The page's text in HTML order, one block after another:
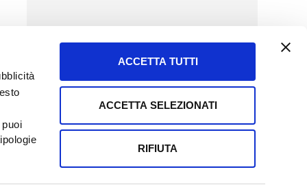
ACCETTA TUTTI
ACCETTA SELEZIONATI
RIFIUTA
SERVIZIO CLIENTI
Tel + 39.045.8009480
clienti@informatoreagrario.it